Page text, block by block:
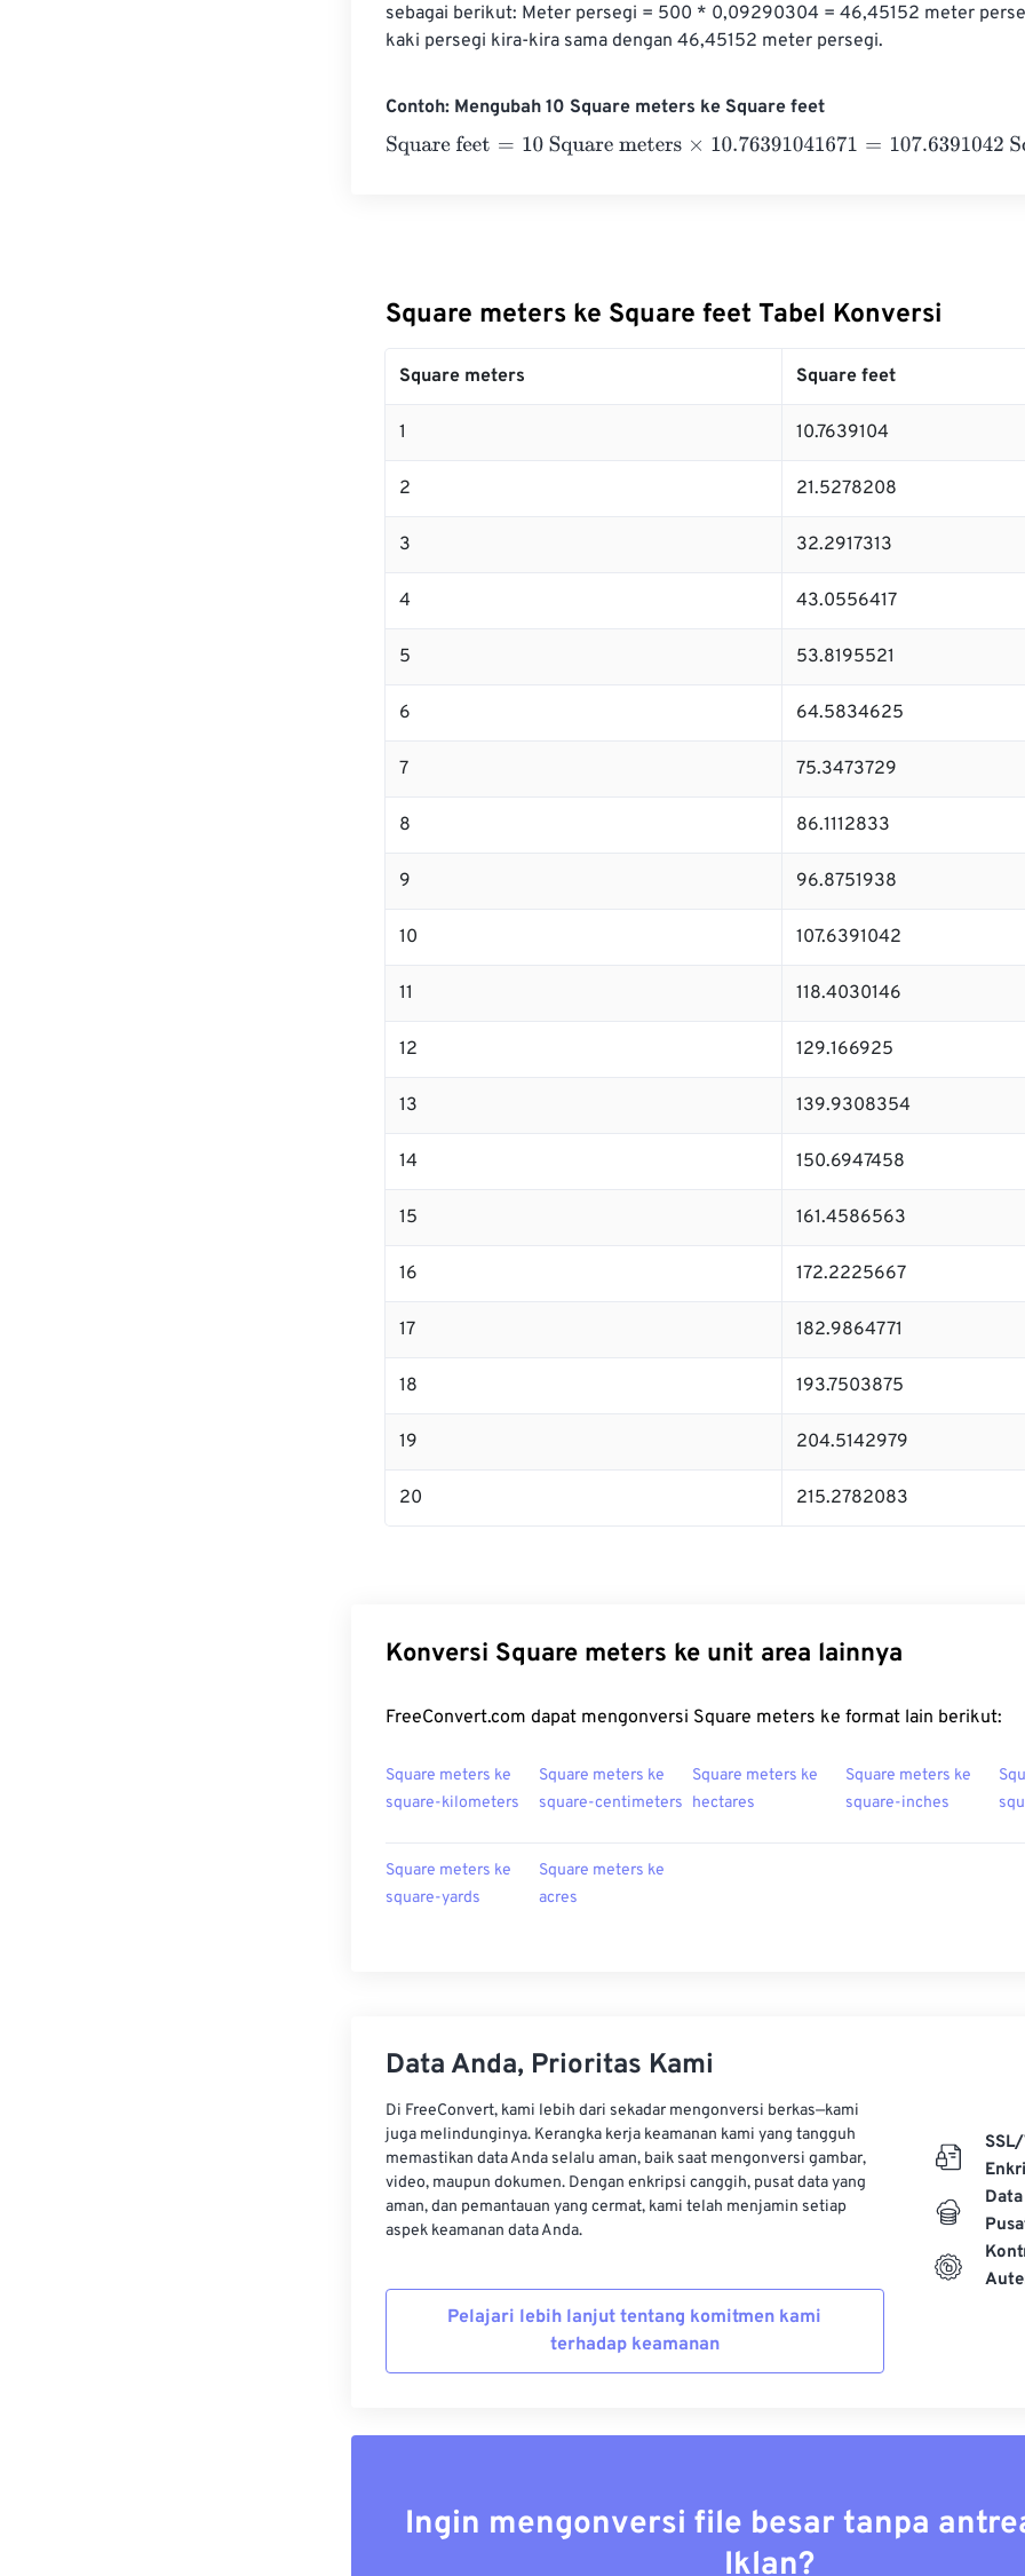
sebagai berikut: Meter persegi = 500 * 0,09290304 = 46,45152 meter
kaki persegi kira-kira sama dengan 46,45152 meter persegi.
Contoh: Mengubah 10 Square meters ke Square feet
Square feet= 10 Square meters×10.76391041671=107.6391042 Square feet
Square meters ke Square feet Tabel Konversi
Square meters Square feet
1 10.7639104
2 21.5278208
3 32.2917313
4 43.0556417
5 53.8195521
6 64.5834625
7 75.3473729
8 86.1112833
9 96.8751938
10 107.6391042
11 118.4030146
12 129.166925
13 139.9308354
14 150.6947458
15 161.4586563
16 172.2225667
17 182.9864771
18 193.7503875
19 204.5142979
20 215.2782083
Konversi Square meters ke unit area lainnya
FreeConvert.com dapat mengonversi Square meters ke format lain berikut:
Square meters ke
square-kilometers
Square meters ke
square-centimeters
Square meters ke
hectares
Square meters ke
square-inches
Square meters ke
square-yards
Square meters ke
acres
Data Anda, Prioritas Kami
Di FreeConvert, kami lebih dari sekadar mengonversi berkas—kami
juga melindunginya. Kerangka kerja keamanan kami yang tangguh
memastikan data Anda selalu aman, baik saat mengonversi gambar,
video, maupun dokumen. Dengan enkripsi canggih, pusat data yang
aman, dan pemantauan yang cermat, kami telah menjamin setiap
aspek keamanan data Anda.
Pelajari lebih lanjut tentang komitmen kami
terhadap keamanan
Ingin mengonversi file besar tanpa
Iklan?